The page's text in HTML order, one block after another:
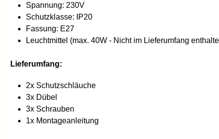
Spannung: 230V
Schutzklasse: IP20
Fassung: E27
Leuchtmittel (max. 40W - Nicht im Lieferumfang
Lieferumfang:
2x Schutzschläuche
3x Dübel
3x Schrauben
1x Montageanleitung